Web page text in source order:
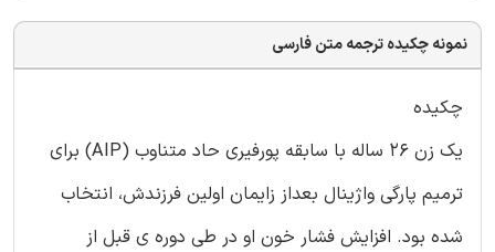
نمونه چکیده ترجمه متن فارسی
چکیده
یک زن 26 ساله با سابقه پورفیری حاد متناوب (AIP) برای
ترمیم پارگی واژینال بعداز زایمان اولین فرزندش، انتخاب
شده بود. افزایش فشار خون او در طی دوره ی قبل از